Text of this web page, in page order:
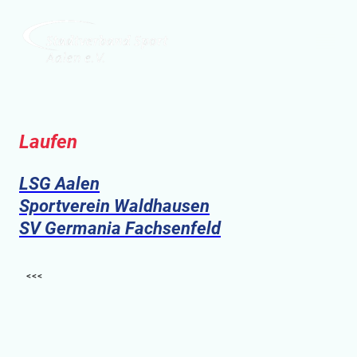
Laufen
LSG Aalen
Sportverein Waldhausen
SV Germania Fachsenfeld
<<<